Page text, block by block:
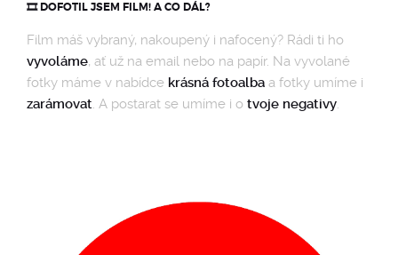
🎞️ DOFOTIL JSEM FILM! A CO DÁL?
Film máš vybraný, nakoupený i nafocený? Rádi ti ho
vyvoláme, ať už na email nebo na papír. Na vyvolané
fotky máme v nabídce krásná fotoalba a fotky umíme i
zarámovat . A postarat se umíme i o tvoje negativy